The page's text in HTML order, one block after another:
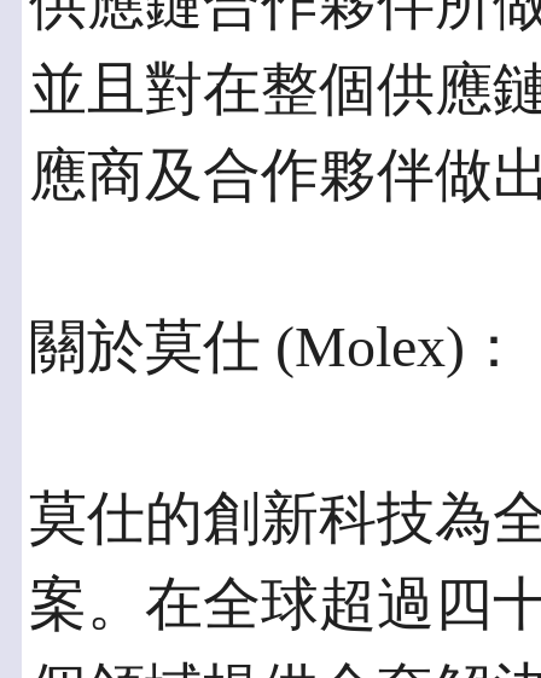
並且對在整個供應
應商及合作夥伴做
關於莫仕 (Molex)：
莫仕的創新科技為
案。在全球超過四